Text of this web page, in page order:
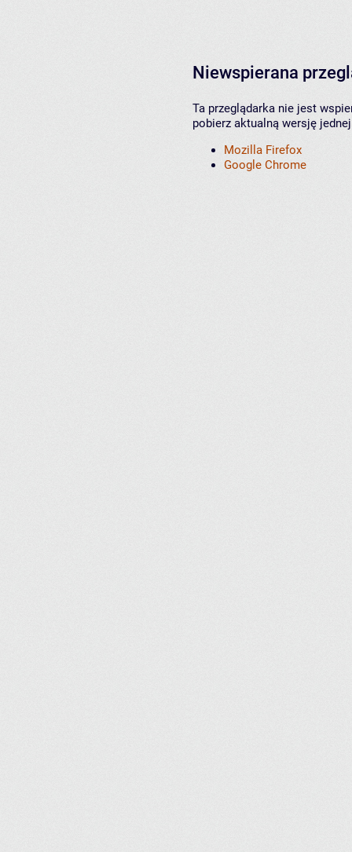
Niewspierana
Ta przeglądarka nie jest
pobierz aktualną wersję
Mozilla Firefox
Google Chrome